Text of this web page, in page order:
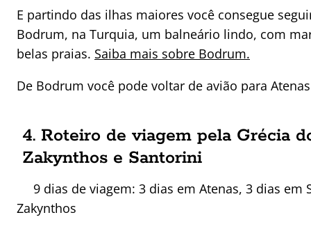
E partindo das ilhas maiores você consegue
Bodrum, na Turquia, um balneário lindo, com
belas praias. Saiba mais sobre Bodrum.
De Bodrum você pode voltar de avião para
4. Roteiro de viagem pela Grécia
Zakynthos e Santorini
9 dias de viagem: 3 dias em Atenas, 3 dias em
Zakynthos